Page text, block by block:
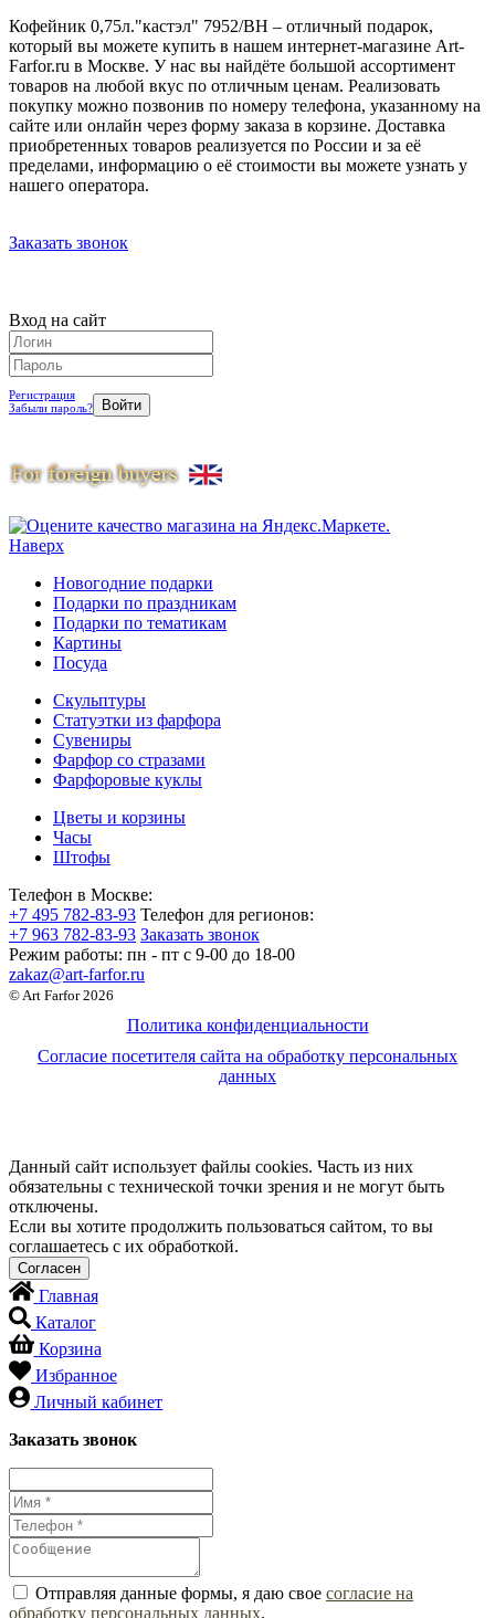
Кофейник 0,75л."кастэл" 7952/BH – отличный подарок,
который вы можете купить в нашем интернет-магазине Art-
Farfor.ru в Москве. У нас вы найдёте большой ассортимент
товаров на любой вкус по отличным ценам. Реализовать
покупку можно позвонив по номеру телефона, указанному на
сайте или онлайн через форму заказа в корзине. Доставка
приобретенных товаров реализуется по России и за её
пределами, информацию о её стоимости вы можете узнать у
нашего оператора.
Заказать звонок
Вход на сайт
Регистрация
Забыли пароль?
Наверх
Новогодние подарки
Подарки по праздникам
Подарки по тематикам
Картины
Посуда
Скульптуры
Статуэтки из фарфора
Сувениры
Фарфор со стразами
Фарфоровые куклы
Цветы и корзины
Часы
Штофы
Телефон в Москве:
+7 495 782-83-93 Телефон для регионов:
+7 963 782-83-93 Заказать звонок
Режим работы: пн - пт c 9-00 до 18-00
zakaz@art-farfor.ru
© Art Farfor 2026
Политика конфиденциальности
Согласие посетителя сайта на обработку персональных
данных
Данный сайт использует файлы cookies. Часть из них
обязательны с технической точки зрения и не могут быть
отключены.
Если вы хотите продолжить пользоваться сайтом, то вы
соглашаетесь с их обработкой.
Главная
Каталог
Корзина
Избранное
Личный кабинет
Заказать звонок
Отправляя данные формы, я даю свое согласие на
обработку персональных данных.